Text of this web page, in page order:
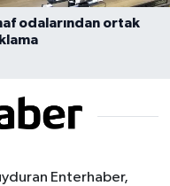
odalarından ortak
Enterhaber,